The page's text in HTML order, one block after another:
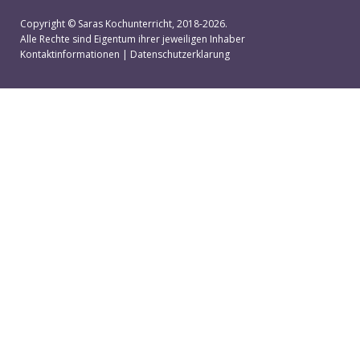
Copyright © Saras Kochunterricht, 2018-2026.
Alle Rechte sind Eigentum ihrer jeweiligen Inhaber
Kontaktinformationen | Datenschutzerklarung